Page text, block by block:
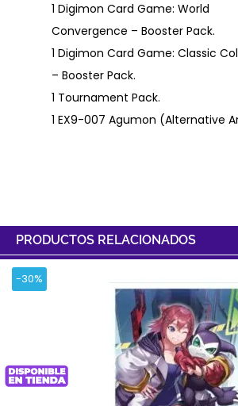
1 Digimon Card Game: World
Convergence – Booster Pack.
1 Digimon Card Game: Classic
– Booster Pack.
1 Tournament Pack.
1 EX9-007 Agumon (Alternative
PRODUCTOS RELACIONADOS
-30%